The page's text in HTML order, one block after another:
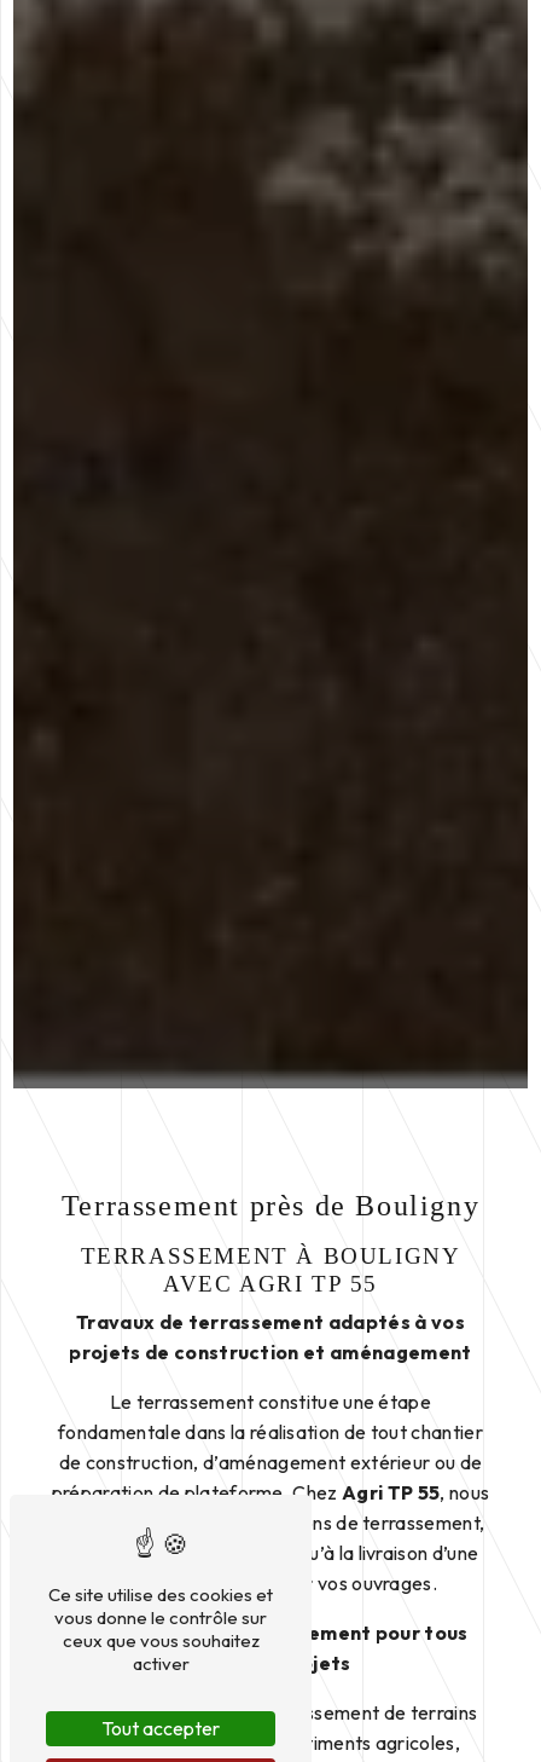
Terrassement près de Bouligny
TERRASSEMENT À BOULIGNY
AVEC AGRI TP 55
Travaux de terrassement adaptés à vos
projets de construction et aménagement
Le terrassement constitue une étape
fondamentale dans la réalisation de tout chantier
de construction, d’aménagement extérieur ou de
préparation de plateforme. ChezAgri TP 55, nous
maîtrisons toutes les opérations de terrassement,
depuis l’étude du terrain jusqu’à la livraison d’une
surface prête à recevoir vos ouvrages.
Des solutions de terrassement pour tous
types de projets
Notre équipe réalise le terrassement de terrains
pour la construction de bâtiments agricoles,
Ce site utilise des cookies et
vous donne le contrôle sur
ceux que vous souhaitez
activer
Tout accepter